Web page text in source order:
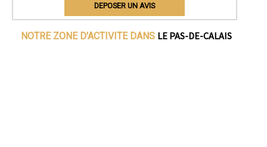
DEPOSER UN AVIS
NOTRE ZONE D'ACTIVITE DANS LE PAS-DE-CALAIS